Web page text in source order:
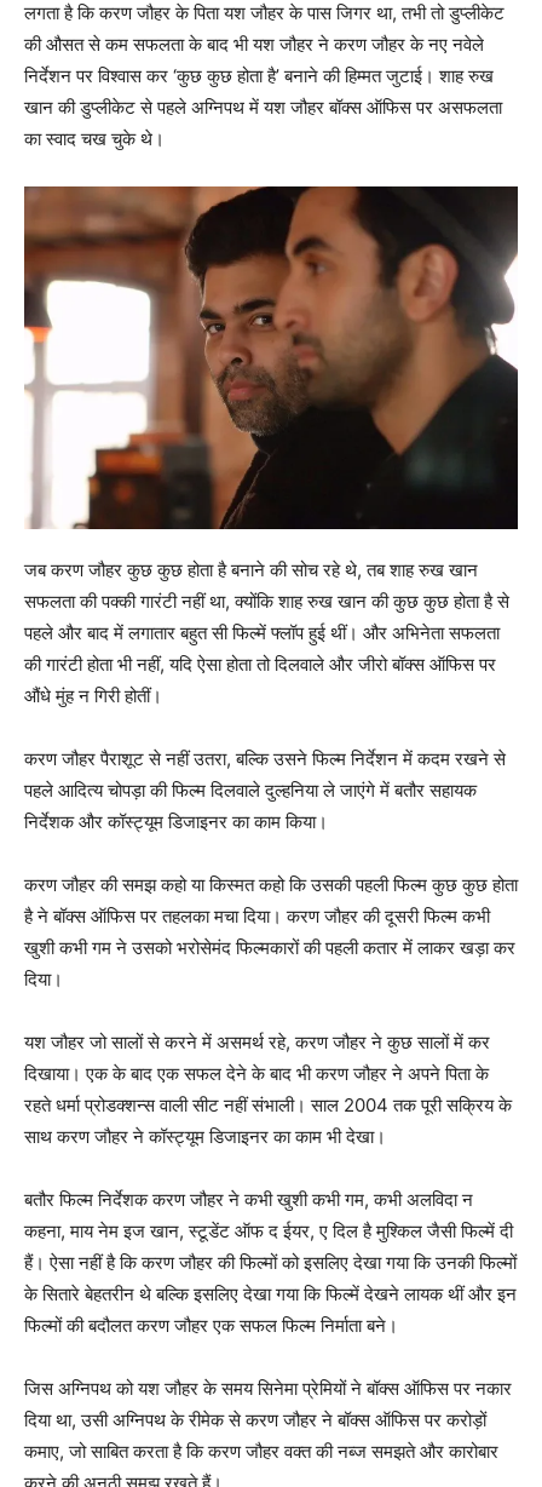
लगता है कि करण जौहर के पिता यश जौहर के पास जिगर था, तभी तो डुप्‍लीकेट
की औसत से कम सफलता के बाद भी यश जौहर ने करण जौहर के नए नवेले
निर्देशन पर विश्‍वास कर ‘कुछ कुछ होता है’ बनाने की हिम्‍मत जुटाई। शाह रुख
खान की डुप्‍लीकेट से पहले अग्निपथ में यश जौहर बॉक्‍स ऑफिस पर असफलता
का स्‍वाद चख चुके थे।
जब करण जौहर कुछ कुछ होता है बनाने की सोच रहे थे, तब शाह रुख खान
सफलता की पक्‍की गारंटी नहीं था, क्‍योंकि शाह रुख खान की कुछ कुछ होता है से
पहले और बाद में लगातार बहुत सी फिल्‍में फ्लॉप हुई थीं। और अभिनेता सफलता
की गारंटी होता भी नहीं, यदि ऐसा होता तो दिलवाले और जीरो बॉक्‍स ऑफिस पर
औंधे मुंह न गिरी होतीं।
करण जौहर पैराशूट से नहीं उतरा, बल्कि उसने फिल्‍म निर्देशन में कदम रखने से
पहले आदित्‍य चोपड़ा की फिल्‍म दिलवाले दुल्‍हनिया ले जाएंगे में बतौर सहायक
निर्देशक और कॉस्ट्यूम डिजाइनर का काम किया।
करण जौहर की समझ कहो या किस्‍मत कहो कि उसकी पहली फिल्‍म कुछ कुछ होता
है ने बॉक्‍स ऑफिस पर तहलका मचा दिया। करण जौहर की दूसरी फिल्‍म कभी
खुशी कभी गम ने उसको भरोसेमंद फिल्‍मकारों की पहली कतार में लाकर खड़ा कर
दिया।
यश जौहर जो सालों से करने में असमर्थ रहे, करण जौहर ने कुछ सालों में कर
दिखाया। एक के बाद एक सफल देने के बाद भी करण जौहर ने अपने पिता के
रहते धर्मा प्रोडक्‍शन्‍स वाली सीट नहीं संभाली। साल 2004 तक पूरी सक्रिय के
साथ करण जौहर ने कॉस्ट्यूम डिजाइनर का काम भी देखा।
बतौर फिल्‍म निर्देशक करण जौहर ने कभी खुशी कभी गम, कभी अलविदा न
कहना, माय नेम इज खान, स्‍टूडेंट ऑफ द ईयर, ए दिल है मुश्‍किल जैसी फिल्‍में दी
हैं। ऐसा नहीं है कि करण जौहर की फिल्‍मों को इसलिए देखा गया कि उनकी फिल्‍मों
के सितारे बेहतरीन थे बल्कि इसलिए देखा गया कि फिल्‍में देखने लायक थीं और इन
फिल्‍मों की बदौलत करण जौहर एक सफल फिल्‍म निर्माता बने।
जिस अग्निपथ को यश जौहर के समय सिनेमा प्रेमियों ने बॉक्‍स ऑफिस पर नकार
दिया था, उसी अग्निपथ के रीमेक से करण जौहर ने बॉक्‍स ऑफिस पर करोड़ों
कमाए, जो साबित करता है कि करण जौहर वक्‍त की नब्‍ज समझते और कारोबार